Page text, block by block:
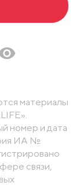
материалы
номер и дата
ИА №
связи,